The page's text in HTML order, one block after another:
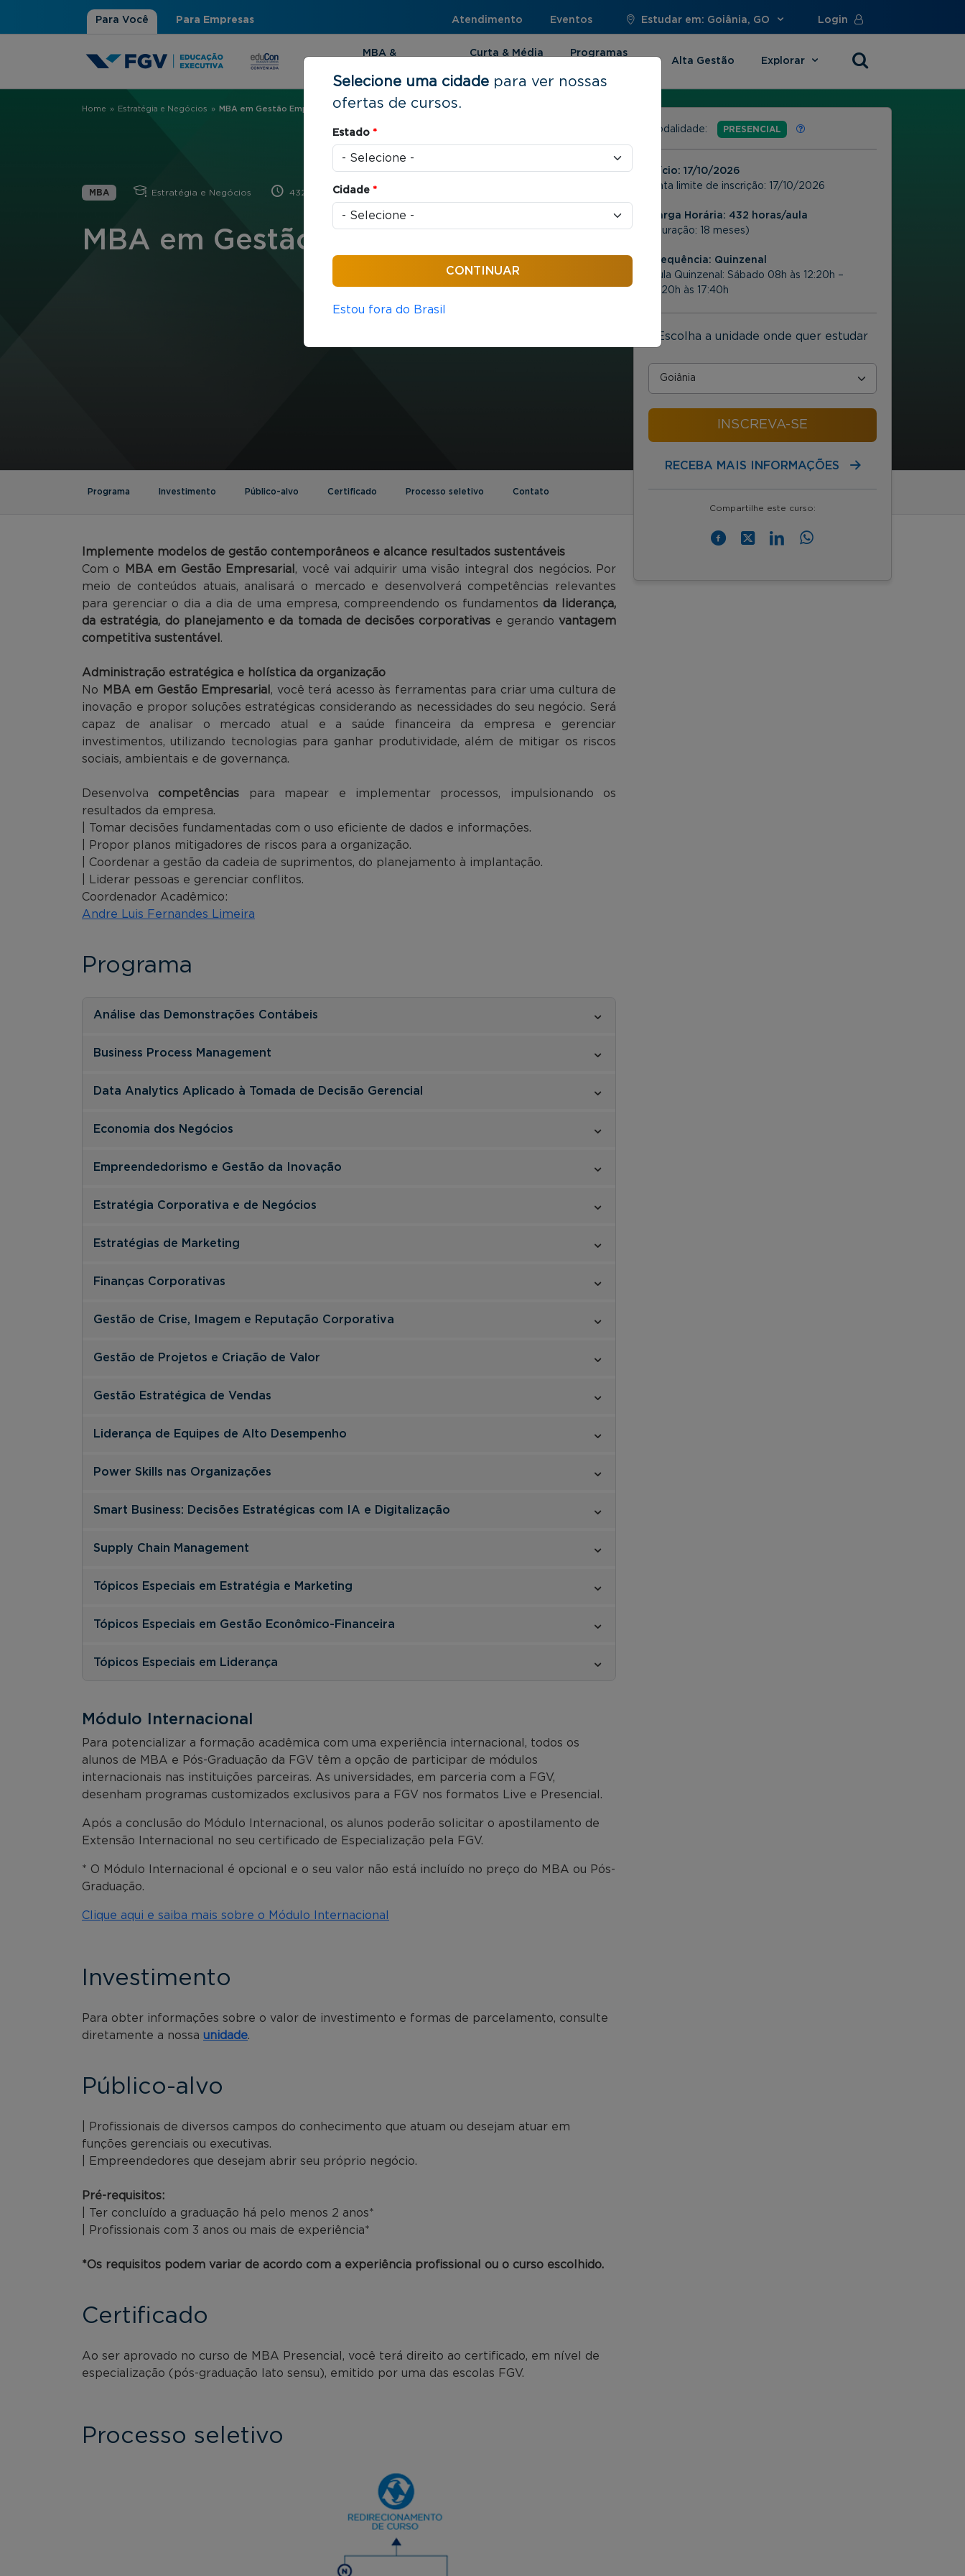
Para Você Para Empresas Atendimento Eventos Estudar em: Goiânia, GO Login
MBA &
Curta & Média
Programas
Alta Gestão Explorar
Modalidade: PRESENCIAL
Início: 17/10/2026
Data limite de inscrição: 17/10/2026
Carga Horária: 432 horas/aula
(Duração: 18 meses)
Frequência: Quinzenal
Aula Quinzenal: Sábado 08h às 12:20h –
13:20h às 17:40h
Escolha a unidade onde quer estudar
INSCREVA-SE
RECEBA MAIS INFORMAÇÕES
Compartilhe este curso:
Você está aqui
Home » Estratégia e Negócios » MBA em Gestão Empresarial
MBA Estratégia e Negócios 432 horas / aula
MBA em Gestão Empresarial
Programa Investimento Público-alvo Certificado Processo seletivo Contato
Implemente modelos de gestão contemporâneos e alcance resultados sustentáveis
Com o
MBA em Gestão Empresarial , você vai adquirir uma visão integral dos negócios. Por
meio de conteúdos atuais, analisará o mercado e desenvolverá competências relevantes
para gerenciar o dia a dia de uma empresa, compreendendo os fundamentos da liderança,
da estratégia, do planejamento e da tomada de decisões corporativas e gerando vantagem
competitiva sustentável .
Administração estratégica e holística da organização
No
MBA em Gestão Empresarial , você terá acesso às ferramentas para criar uma cultura de
inovação e propor soluções estratégicas considerando as necessidades do seu negócio. Será
capaz de analisar o mercado atual e a saúde financeira da empresa e gerenciar
investimentos, utilizando tecnologias para ganhar produtividade, além de mitigar os riscos
sociais, ambientais e de governança.
Desenvolva competências para mapear e implementar processos, impulsionando os
resultados da empresa.
| Tomar decisões fundamentadas com o uso eficiente de dados e informações.
| Propor planos mitigadores de riscos para a organização.
| Coordenar a gestão da cadeia de suprimentos, do planejamento à implantação.
| Liderar pessoas e gerenciar conflitos.
Coordenador Acadêmico:
Andre Luis Fernandes Limeira
Programa
Análise das Demonstrações Contábeis
Business Process Management
Data Analytics Aplicado à Tomada de Decisão Gerencial
Economia dos Negócios
Empreendedorismo e Gestão da Inovação
Estratégia Corporativa e de Negócios
Estratégias de Marketing
Finanças Corporativas
Gestão de Crise, Imagem e Reputação Corporativa
Gestão de Projetos e Criação de Valor
Gestão Estratégica de Vendas
Liderança de Equipes de Alto Desempenho
Power Skills nas Organizações
Smart Business: Decisões Estratégicas com IA e Digitalização
Supply Chain Management
Tópicos Especiais em Estratégia e Marketing
Tópicos Especiais em Gestão Econômico-Financeira
Tópicos Especiais em Liderança
Módulo Internacional
Para potencializar a formação acadêmica com uma experiência internacional, todos os
alunos de MBA e Pós-Graduação da FGV têm a opção de participar de módulos
internacionais nas instituições parceiras. As universidades, em parceria com a FGV,
desenham programas customizados exclusivos para a FGV nos formatos Live e Presencial.
Após a conclusão do Módulo Internacional, os alunos poderão solicitar o apostilamento de
Extensão Internacional no seu certificado de Especialização pela FGV.
* O Módulo Internacional é opcional e o seu valor não está incluído no preço do MBA ou Pós-
Graduação.
Clique aqui e saiba mais sobre o Módulo Internacional
Investimento
Para obter informações sobre o valor de investimento e formas de parcelamento, consulte
diretamente a nossa unidade.
Público-alvo
| Profissionais de diversos campos do conhecimento que atuam ou desejam atuar em
funções gerenciais ou executivas.
| Empreendedores que desejam abrir seu próprio negócio.
Pré-requisitos:
| Ter concluído a graduação há pelo menos 2 anos*
| Profissionais com 3 anos ou mais de experiência*
*Os requisitos podem variar de acordo com a experiência profissional ou o curso escolhido.
Certificado
Ao ser aprovado no curso de MBA Presencial, você terá direito ao certificado, em nível de
especialização (pós-graduação lato sensu), emitido por uma das escolas FGV.
Processo seletivo
Selecione uma cidade para ver nossas
ofertas de cursos.
Estado *
Cidade *
Estou fora do Brasil